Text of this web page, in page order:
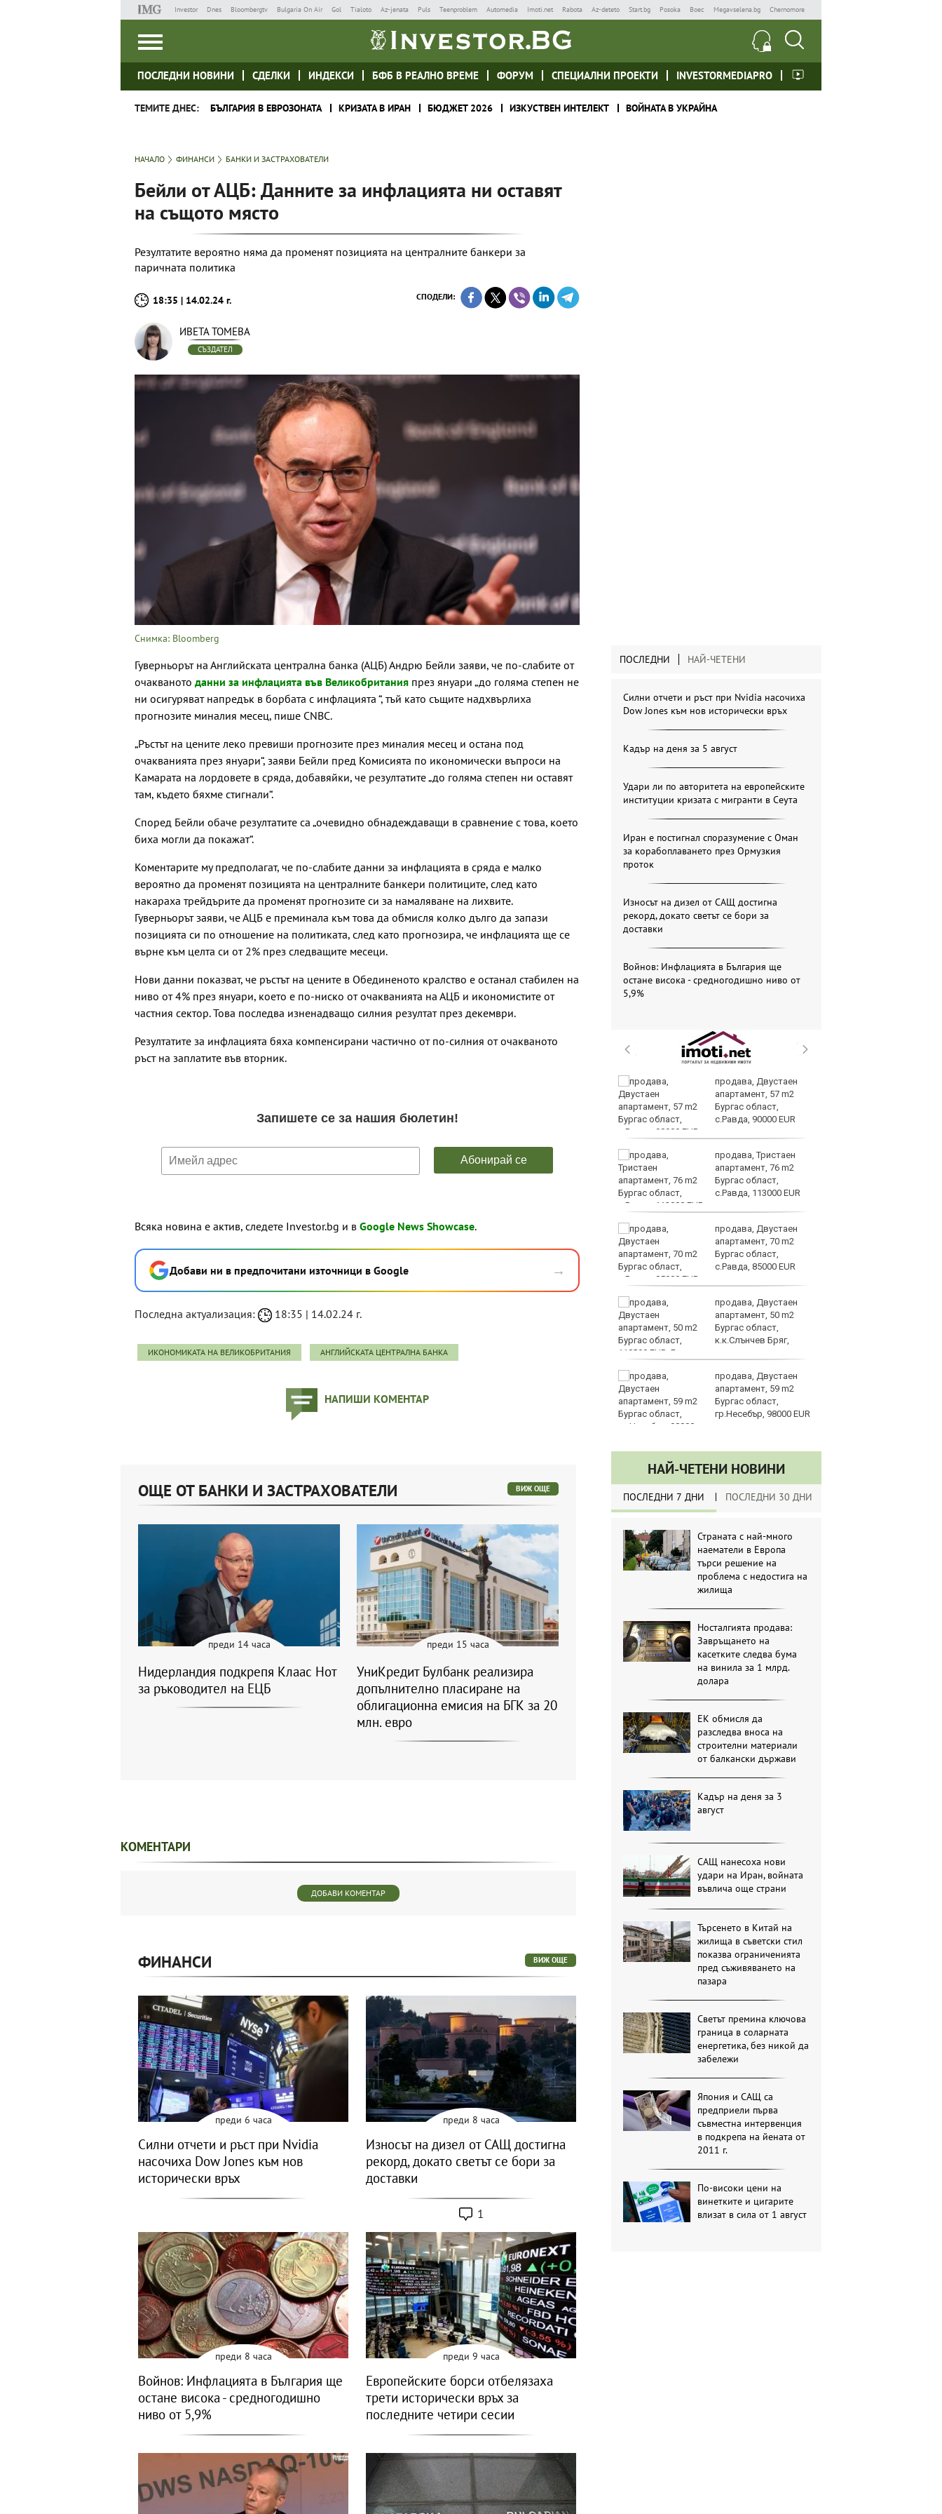
Investor Dnes Bloombergtv Bulgaria On Air Gol Tialoto Az-jenata Puls Teenproblem Automedia Imoti.net Rabota Az-deteto Start.bg Posoka Boec Megavselena.bg Chernomore
ПОСЛЕДНИ НОВИНИ СДЕЛКИ ИНДЕКСИ БФБ В РЕАЛНО ВРЕМЕ ФОРУМ СПЕЦИАЛНИ ПРОЕКТИ INVESTORMEDIAPRO
ТЕМИТЕ ДНЕС: БЪЛГАРИЯ В ЕВРОЗОНАТА КРИЗАТА В ИРАН БЮДЖЕТ 2026 ИЗКУСТВЕН ИНТЕЛЕКТ ВОЙНАТА В УКРАЙНА
НАЧАЛО ФИНАНСИ БАНКИ И ЗАСТРАХОВАТЕЛИ
Бейли от АЦБ: Данните за инфлацията ни оставят
на същото място
Резултатите вероятно няма да променят позицията на централните банкери за
паричната политика
18:35 | 14.02.24 г. СПОДЕЛИ:
ИВЕТА ТОМЕВА
СЪЗДАТЕЛ
Снимка: Bloomberg
Гуверньорът на Английската централна банка (АЦБ) Андрю Бейли заяви, че по-слабите от
очакваното данни за инфлацията във Великобритания през януари „до голяма степен не
ни осигуряват напредък в борбата с инфлацията “, тъй като същите надхвърлиха
прогнозите миналия месец, пише CNBC.
„Ръстът на цените леко превиши прогнозите през миналия месец и остана под
очакванията през януари“, заяви Бейли пред Комисията по икономически въпроси на
Камарата на лордовете в сряда, добавяйки, че резултатите „до голяма степен ни оставят
там, където бяхме стигнали“.
Според Бейли обаче резултатите са „очевидно обнадеждаващи в сравнение с това, което
биха могли да покажат“.
Коментарите му предполагат, че по-слабите данни за инфлацията в сряда е малко
вероятно да променят позицията на централните банкери политиците, след като
накараха трейдърите да променят прогнозите си за намаляване на лихвите.
Гуверньорът заяви, че АЦБ е преминала към това да обмисля колко дълго да запази
позицията си по отношение на политиката, след като прогнозира, че инфлацията ще се
върне към целта си от 2% през следващите месеци.
Нови данни показват, че ръстът на цените в Обединеното кралство е останал стабилен на
ниво от 4% през януари, което е по-ниско от очакванията на АЦБ и икономистите от
частния сектор. Това последва изненадващо силния резултат през декември.
Резултатите за инфлацията бяха компенсирани частично от по-силния от очакваното
ръст на заплатите във вторник.
Всяка новина е актив, следете Investor.bg и в Google News Showcase.
Добави ни в предпочитани източници в Google →
Последна актуализация: 18:35 | 14.02.24 г.
ИКОНОМИКАТА НА ВЕЛИКОБРИТАНИЯ АНГЛИЙСКАТА ЦЕНТРАЛНА БАНКА
НАПИШИ КОМЕНТАР
ПОСЛЕДНИ НАЙ-ЧЕТЕНИ
Силни отчети и ръст при Nvidia насочиха
Dow Jones към нов исторически връх
Кадър на деня за 5 август
Удари ли по авторитета на европейските
институции кризата с мигранти в Сеута
Иран е постигнал споразумение с Оман
за корабоплаването през Ормузкия
проток
Износът на дизел от САЩ достигна
рекорд, докато светът се бори за
доставки
Войнов: Инфлацията в България ще
остане висока - средногодишно ниво от
5,9%
Кола се преобърна по
се изписват в лева и в
продава, Двустаен
апартамент, 57 m2
Бургас област,
с.Равда, 90000 EUR
продава, Тристаен
апартамент, 76 m2
Бургас област,
с.Равда, 113000 EUR
продава, Двустаен
апартамент, 70 m2
Бургас област,
с.Равда, 85000 EUR
продава, Двустаен
апартамент, 50 m2
Бургас област,
к.к.Слънчев Бряг,
118000 EUR
продава, Двустаен
апартамент, 59 m2
Бургас област,
гр.Несебър, 98000 EUR
НАЙ-ЧЕТЕНИ НОВИНИ
ПОСЛЕДНИ 7 ДНИ ПОСЛЕДНИ 30 ДНИ
Страната с най-много
наематели в Европа
търси решение на
проблема с недостига на
жилища
Носталгията продава:
Завръщането на
касетките следва бума
на винила за 1 млрд.
долара
ЕК обмисля да
разследва вноса на
строителни материали
от балкански държави
Кадър на деня за 3
август
САЩ нанесоха нови
удари на Иран, войната
въвлича още страни
Търсенето в Китай на
жилища в съветски стил
показва ограниченията
пред съживяването на
пазара
Светът премина ключова
граница в соларната
енергетика, без никой да
забележи
Япония и САЩ са
предприели първа
съвместна интервенция
в подкрепа на йената от
2011 г.
По-високи цени на
винетките и цигарите
влизат в сила от 1 август
ОЩЕ ОТ БАНКИ И ЗАСТРАХОВАТЕЛИ ВИЖ ОЩЕ
преди 14 часа
Нидерландия подкрепя Клаас Нот
за ръководител на ЕЦБ
преди 15 часа
УниКредит Булбанк реализира
допълнително пласиране на
облигационна емисия на БГК за 20
млн. евро
КОМЕНТАРИ
ДОБАВИ КОМЕНТАР
ФИНАНСИ ВИЖ ОЩЕ
преди 6 часа
Силни отчети и ръст при Nvidia
насочиха Dow Jones към нов
исторически връх
преди 8 часа
Износът на дизел от САЩ достигна
рекорд, докато светът се бори за
доставки
1
преди 8 часа
Войнов: Инфлацията в България ще
остане висока - средногодишно
ниво от 5,9%
преди 9 часа
Европейските борси отбелязаха
трети исторически връх за
последните четири сесии